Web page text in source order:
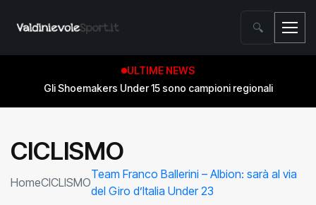
🔍
ULTIME NEWS
Gli Shoemakers Under 15 sono campioni regionali
CICLISMO
HomeCICLISMO
Team Franco Ballerini – Albion: sarà al via
del Giro d’Italia Under 23